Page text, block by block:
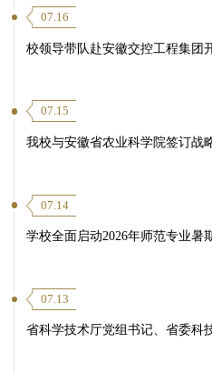
07.16
校领导带队赴安徽交控工程集团
07.15
我校与安徽省农业科学院签订战
07.14
学校全面启动2026年师范专业暑
07.13
省科学技术厅党组书记、省委科